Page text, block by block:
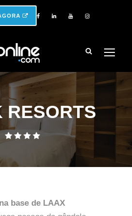
RESORTS
na base de LAAX